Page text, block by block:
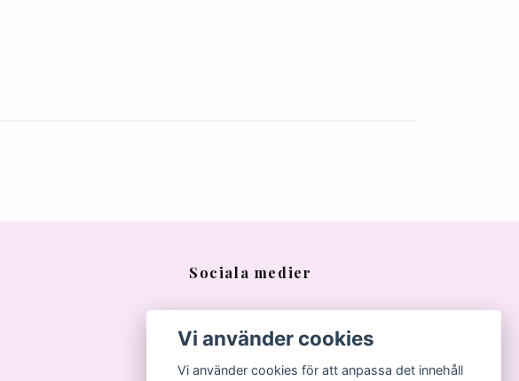
Sociala medier
Vi använder cookies
Vi använder cookies för att anpassa det innehåll